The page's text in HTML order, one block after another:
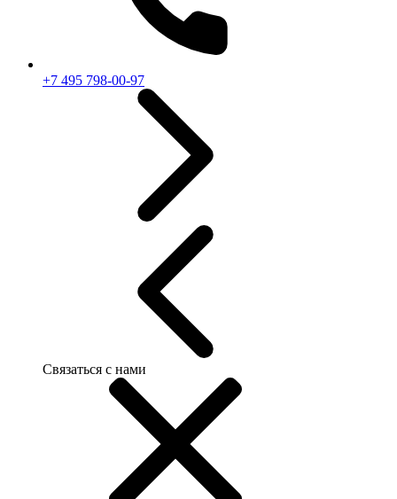
+7 495 798-00-97
Связаться с нами